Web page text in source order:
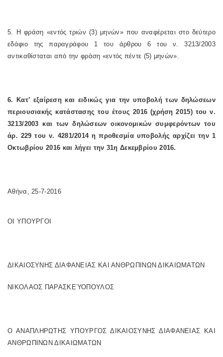
5.
Η φράση «εντός τριών (3) μηνών» που αναφέρεται στο δεύτερο
εδάφιο της παραγράφου 1 του άρθρου 6 του ν. 3213/2003
αντικαθίσταται από την φράση «εντός πέντε (5) μηνών».
6.
Κατ’ εξαίρεση και ειδικώς για την υποβολή των δηλώσεων
περιουσιακής κατάστασης του έτους 2016 (χρήση 2015) του ν.
3213/2003 και των δηλώσεων οικονομικών συμφερόντων του
άρ. 229 του ν. 4281/2014 η προθεσμία υποβολής αρχίζει την 1
Οκτωβρίου 2016 και λήγει την 31η Δεκεμβρίου 2016.
Αθήνα, 25-7-2016
ΟΙ ΥΠΟΥΡΓΟΙ
ΔΙΚΑΙΟΣΥΝΗΣ ΔΙΑΦΑΝΕΙΑΣ ΚΑΙ ΑΝΘΡΩΠΙΝΩΝ ΔΙΚΑΙΩΜΑΤΩΝ
ΝΙΚΟΛΑΟΣ ΠΑΡΑΣΚΕΎΟΠΟΥΛΟΣ
Ο ΑΝΑΠΛΗΡΩΤΗΣ ΥΠΟΥΡΓΟΣ ΔΙΚΑΙΟΣΥΝΗΣ ΔΙΑΦΑΝΕΙΑΣ ΚΑΙ
ΑΝΘΡΩΠΙΝΩΝ ΔΙΚΑΙΩΜΑΤΩΝ